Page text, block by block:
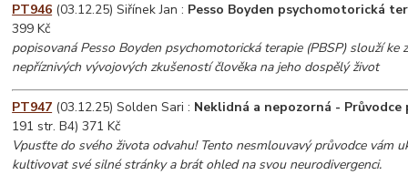
PT946 (03.12.25) Siřínek Jan : Pesso Boyden psychomotorická
399 Kč
popisovaná Pesso Boyden psychomotorická terapie (PBSP) slouží ke
nepříznivých vývojových zkušeností člověka na jeho dospělý život
PT947 (03.12.25) Solden Sari : Neklidná a nepozorná - Průvodce
191 str. B4) 371 Kč
Vpusťte do svého života odvahu! Tento nesmlouvavý průvodce vám
kultivovat své silné stránky a brát ohled na svou neurodivergenci.